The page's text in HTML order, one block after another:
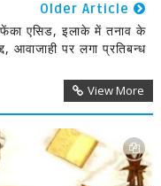
Older Article
एसिड, इलाके में तनाव के
आवाजाही पर लगा प्रतिबन्ध
View More